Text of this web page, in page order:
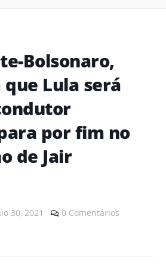
Bolsonaro,
Lula será
por fim no
de Jair
30, 2021 0 Comentários